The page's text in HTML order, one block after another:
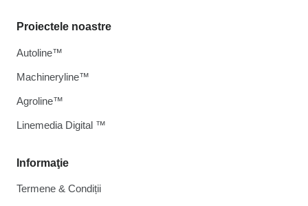
Informaţie
Termene & Condiții
Proiectele noastre
Autoline™
Machineryline™
Agroline™
Linemedia Digital ™